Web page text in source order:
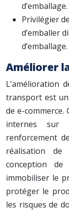
d’emballage.
Privilégier
d’emballer
d’emballage.
Améliorer
L’amélioration
transport est
de e-commerce.
internes sur
renforcement
réalisation
conception
immobiliser le
protéger le
les risques de